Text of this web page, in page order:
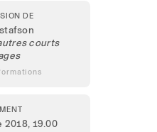
DE
courts
2018, 19.00